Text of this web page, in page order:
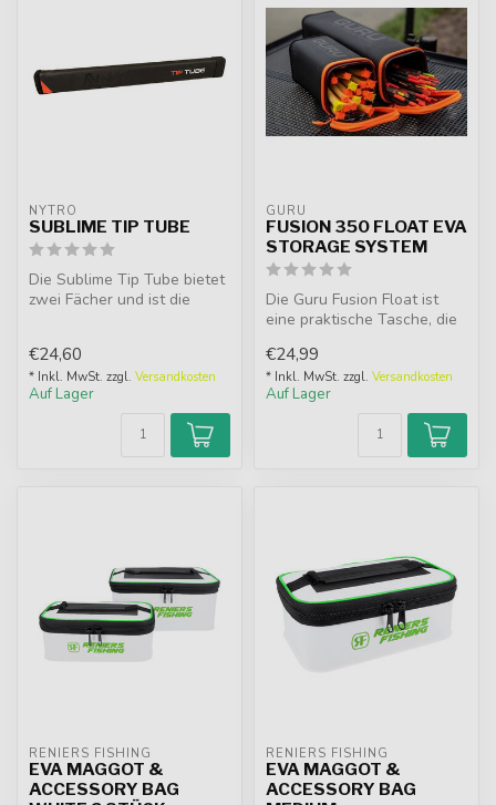
NYTRO
SUBLIME TIP TUBE
Die Sublime Tip Tube bietet
zwei Fächer und ist die
€24,60
* Inkl. MwSt. zzgl. Versandkosten
Auf Lager
GURU
FUSION 350 FLOAT EVA
STORAGE SYSTEM
Die Guru Fusion Float ist
eine praktische Tasche, die
€24,99
* Inkl. MwSt. zzgl. Versandkosten
Auf Lager
RENIERS FISHING
EVA MAGGOT &
ACCESSORY BAG
RENIERS FISHING
EVA MAGGOT &
ACCESSORY BAG